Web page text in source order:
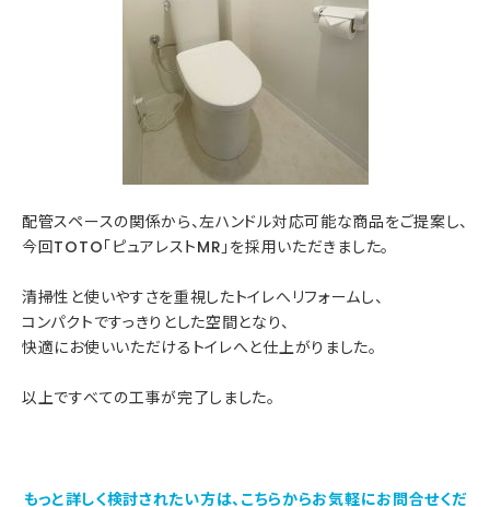
配管スペースの関係から、左ハンドル対応可能な商品をご提案し、
今回TOTO「ピュアレストMR」を採用いただきました。
清掃性と使いやすさを重視したトイレへリフォームし、
コンパクトですっきりとした空間となり、
快適にお使いいただけるトイレへと仕上がりました。
以上ですべての工事が完了しました。
もっと詳しく検討されたい方は、こちらからお気軽にお問合せくだ